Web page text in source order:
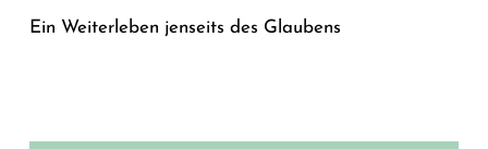
Ein Weiterleben jenseits des Glaubens